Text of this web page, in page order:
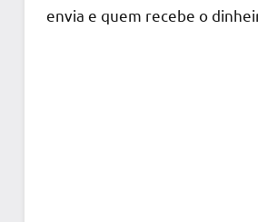
envia e quem recebe o